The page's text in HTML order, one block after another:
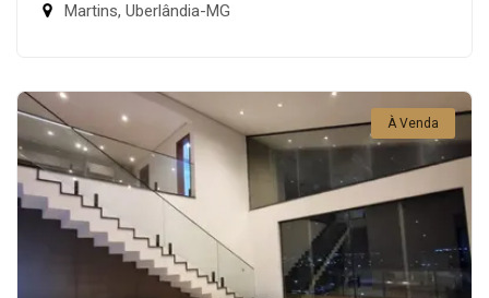
Martins, Uberlândia-MG
À Venda